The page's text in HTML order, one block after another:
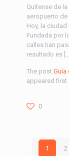
Quítense de
aeropuerto de
Hoy, la
Fundada por
calles han
resultado es […]
The post Guía
appeared first
0
1 2